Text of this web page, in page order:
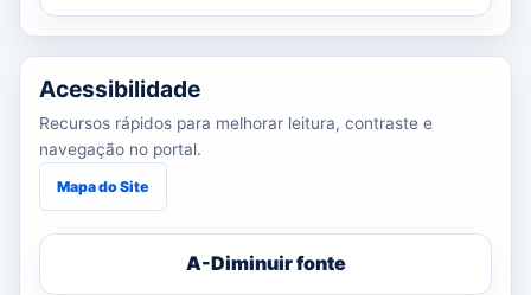
Acessibilidade
Recursos rápidos para melhorar leitura, contraste e
navegação no portal.
Mapa do Site
A-Diminuir fonte